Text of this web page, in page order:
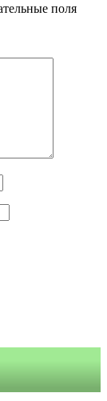
поля